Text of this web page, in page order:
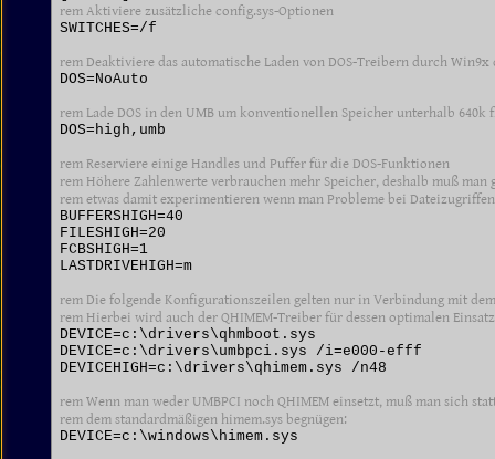
rem Aktiviere zusätzliche config.sys-Optionen
SWITCHES=/f
rem Deaktiviere das automatische Laden von DOS-Treibern durch
DOS=NoAuto
rem Lade DOS in den UMB um konventionellen Speicher unterhalb 640k
DOS=high,umb
rem Reserviere einige Handles und Puffer für die DOS-Funktionen
rem Höhere Zahlenwerte verbrauchen mehr Speicher, deshalb muß man
rem etwas damit experimentieren wenn man Probleme bei
BUFFERSHIGH=40
FILESHIGH=20
FCBSHIGH=1
LASTDRIVEHIGH=m
rem Die folgende Konfigurationszeilen gelten nur in Verbindung mit dem
rem Hierbei wird auch der QHIMEM-Treiber für dessen optimalen
DEVICE=c:\drivers\qhmboot.sys
DEVICE=c:\drivers\umbpci.sys /i=e000-efff
DEVICEHIGH=c:\drivers\qhimem.sys /n48
rem Wenn man weder UMBPCI noch QHIMEM einsetzt, muß man sich
rem dem standardmäßigen himem.sys begnügen:
DEVICE=c:\windows\himem.sys